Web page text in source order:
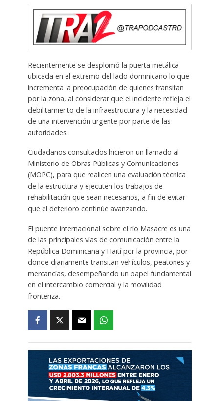
Recientemente se desplomó la puerta metálica
ubicada en el extremo del lado dominicano lo que
incrementa la preocupación de quienes transitan
por la zona, al considerar que el incidente refleja el
debilitamiento de la infraestructura y la necesidad
de una intervención urgente por parte de las
autoridades.
Ciudadanos consultados hicieron un llamado al
Ministerio de Obras Públicas y Comunicaciones
(MOPC), para que realicen una evaluación técnica
de la estructura y ejecuten los trabajos de
rehabilitación que sean necesarios, a fin de evitar
que el deterioro continúe avanzando.
El puente internacional sobre el río Masacre es una
de las principales vías de comunicación entre la
República Dominicana y Haití por la provincia, por
donde diariamente transitan vehículos, peatones y
mercancías, desempeñando un papel fundamental
en el intercambio comercial y la movilidad
fronteriza.-